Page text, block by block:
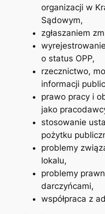
organizacji w
Sądowym,
zgłaszaniem
o status OPP,
rzecznictwo,
informacji
prawo pracy i
jako
stosowanie
pożytku
problemy
lokalu,
problemy
darczyńcami,
współpraca z